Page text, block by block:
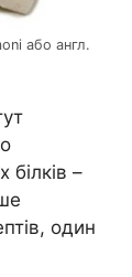
або англ.
–
один